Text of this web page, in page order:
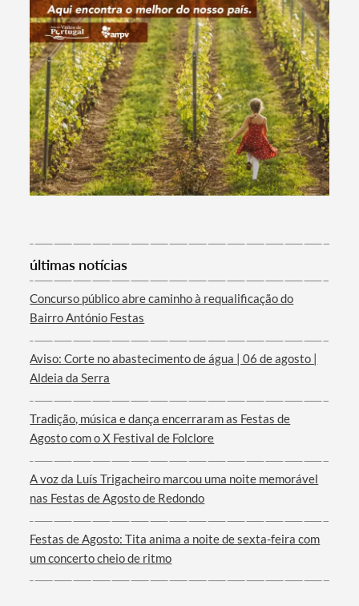
Termo de Pesquisa
Categorias gerais
Filtros
últimas notícias
Concurso público abre caminho à requalificação do
Bairro António Festas
Aviso: Corte no abastecimento de água | 06 de agosto |
Aldeia da Serra
Tradição, música e dança encerraram as Festas de
Agosto com o X Festival de Folclore
A voz da Luís Trigacheiro marcou uma noite memorável
nas Festas de Agosto de Redondo
Festas de Agosto: Tita anima a noite de sexta-feira com
um concerto cheio de ritmo